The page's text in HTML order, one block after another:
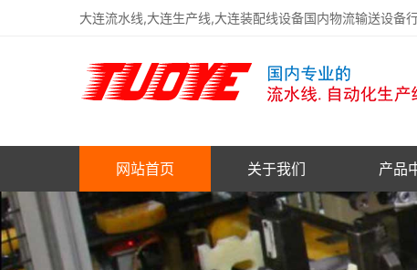
大连流水线,大连生产线,大连装配线设备国内物流输送设备
网站首页 关于我们 产品